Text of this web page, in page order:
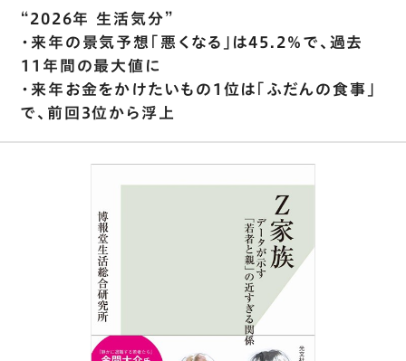
“2026年 生活気分”
・来年の景気予想｢悪くなる｣は45.2％で､過去
11年間の最大値に
・来年お金をかけたいもの1位は｢ふだんの食事｣
で､前回3位から浮上